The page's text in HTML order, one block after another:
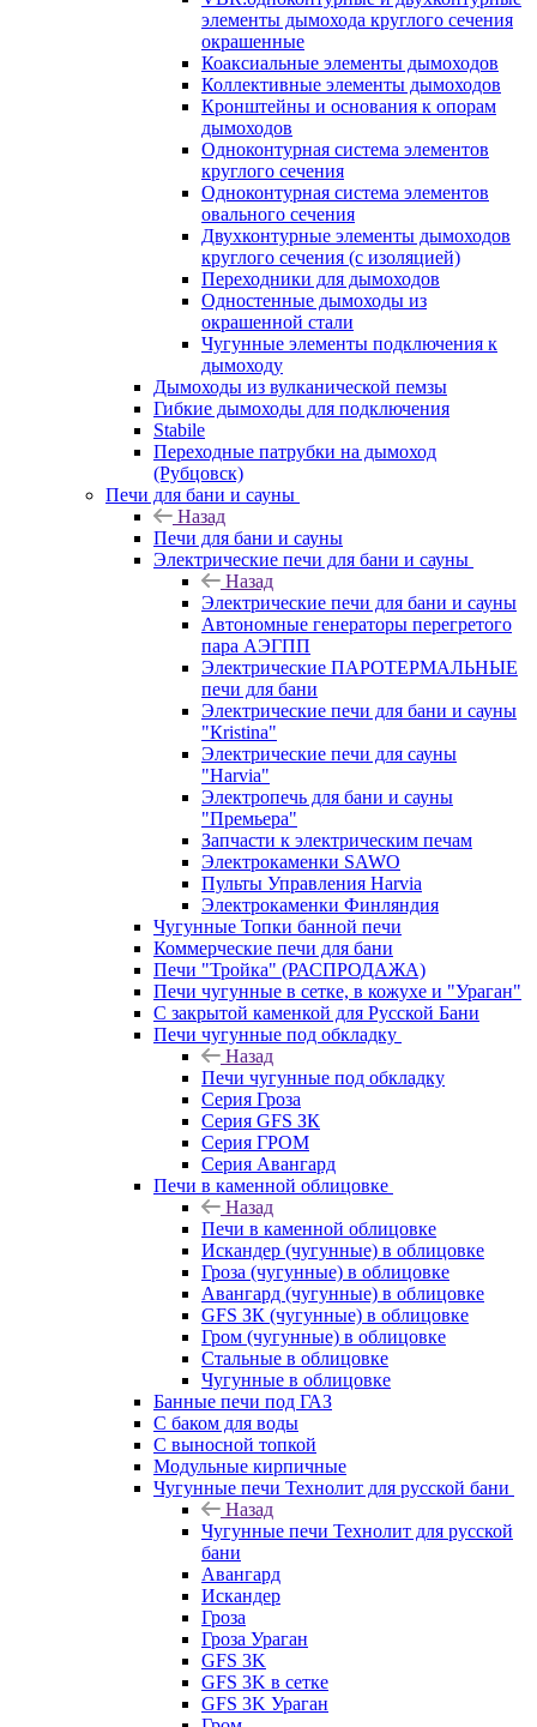
элементы дымохода круглого сечения
окрашенные
Коаксиальные элементы дымоходов
Коллективные элементы дымоходов
Кронштейны и основания к опорам
дымоходов
Одноконтурная система элементов
круглого сечения
Одноконтурная система элементов
овального сечения
Двухконтурные элементы дымоходов
круглого сечения (с изоляцией)
Переходники для дымоходов
Одностенные дымоходы из
окрашенной стали
Чугунные элементы подключения к
дымоходу
Дымоходы из вулканической пемзы
Гибкие дымоходы для подключения
Stabile
Переходные патрубки на дымоход
(Рубцовск)
Печи для бани и сауны
Назад
Печи для бани и сауны
Электрические печи для бани и сауны
Назад
Электрические печи для бани и сауны
Автономные генераторы перегретого
пара АЭГПП
Электрические ПАРОТЕРМАЛЬНЫЕ
печи для бани
Электрические печи для бани и сауны
"Кristina"
Электрические печи для сауны
"Harvia"
Электропечь для бани и сауны
"Премьера"
Запчасти к электрическим печам
Электрокаменки SAWO
Пульты Управления Harvia
Электрокаменки Финляндия
Чугунные Топки банной печи
Коммерческие печи для бани
Печи "Тройка" (РАСПРОДАЖА)
Печи чугунные в сетке, в кожухе и "Ураган"
С закрытой каменкой для Русской Бани
Печи чугунные под обкладку
Назад
Печи чугунные под обкладку
Серия Гроза
Серия GFS ЗК
Серия ГРОМ
Серия Авангард
Печи в каменной облицовке
Назад
Печи в каменной облицовке
Искандер (чугунные) в облицовке
Гроза (чугунные) в облицовке
Авангард (чугунные) в облицовке
GFS ЗК (чугунные) в облицовке
Гром (чугунные) в облицовке
Стальные в облицовке
Чугунные в облицовке
Банные печи под ГАЗ
С баком для воды
С выносной топкой
Модульные кирпичные
Чугунные печи Технолит для русской бани
Назад
Чугунные печи Технолит для русской
бани
Авангард
Искандер
Гроза
Гроза Ураган
GFS 3K
GFS 3K в сетке
GFS 3K Ураган